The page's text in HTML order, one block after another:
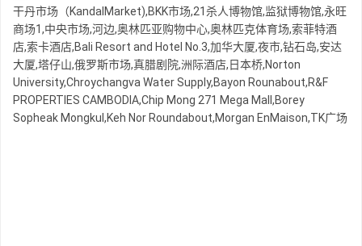
干丹市场（KandalMarket),BKK市场,21杀人博物馆,监狱博物馆,永旺
商场1,中央市场,河边,奥林匹亚购物中心,奥林匹克体育场,索菲特酒
店,索卡酒店,Bali Resort and Hotel No.3,加华大厦,夜市,钻石岛,安达
大厦,塔仔山,俄罗斯市场,真腊剧院,洲际酒店,日本桥,Norton
University,Chroychangva Water Supply,Bayon Rounabout,R&F
PROPERTIES CAMBODIA,Chip Mong 271 Mega Mall,Borey
Sopheak Mongkul,Keh Nor Roundabout,Morgan EnMaison,TK广场